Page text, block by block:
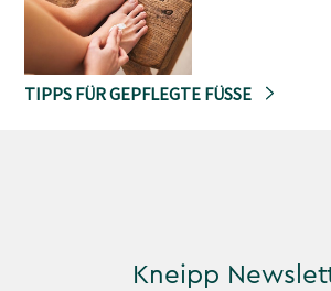
TIPPS FÜR GEPFLEGTE FÜSSE
Kneipp